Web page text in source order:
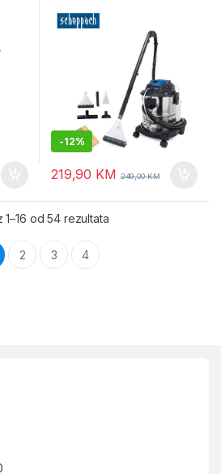
-12%
219,90 KM 249,00KM
1–16 od 54 rezultataSortirano po
2 3 4